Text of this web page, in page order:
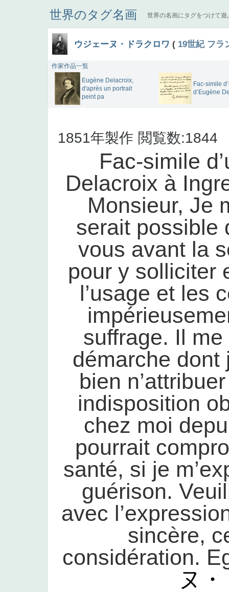
世界のタグ名画 世界の名画にタグをつけて遊
ウジェーヌ・ドラクロワ ( 19世紀 フラ
作家作品一覧
Eugène Delacroix,
d'après un portrait
peint pa
Fac-simile
d’Eugène
1851年製作 閲覧数:1844
Fac-simile
Delacroix à
Monsieur, Je
serait possible
vous avant la
pour y solliciter
l’usage et les
suffrage. Il
démarche dont
bien
indisposition
chez moi
pourrait
santé, si je
guérison.
avec
sincère,
considération.
ヌ